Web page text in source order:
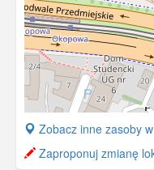
+
−
Zobacz inne zasoby
Zaproponuj zmianę